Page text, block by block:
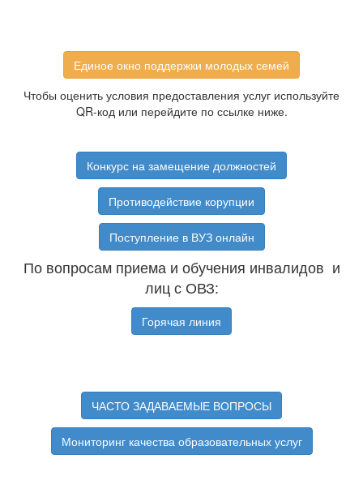
Единое окно поддержки молодых семей
Чтобы оценить условия предоставления услуг используйте
QR-код или перейдите по ссылке ниже.
Конкурс на замещение должностей
Противодействие корупции
Поступление в ВУЗ онлайн
По вопросам приема и обучения инвалидов и
лиц с ОВЗ:
Горячая линия
ЧАСТО ЗАДАВАЕМЫЕ ВОПРОСЫ
Мониторинг качества образовательных услуг